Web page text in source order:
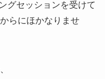
グセッションを受けて
らにほかなりませ